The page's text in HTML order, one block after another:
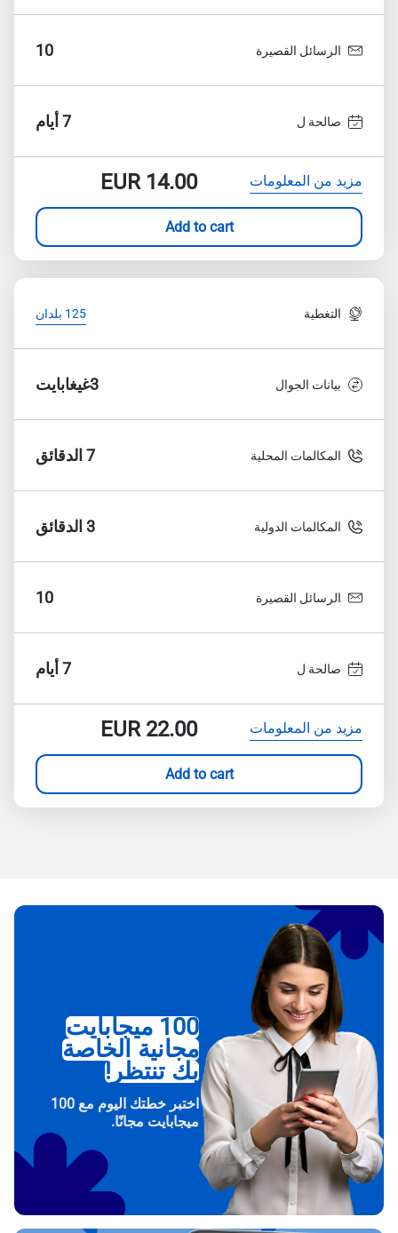
الرسائل القصيرة 10
صالحة ل 7 أيام
مزيد من المعلومات EUR14.00
Add to cart
التغطية 125 بلدان
بيانات الجوال 3غيغابايت
المكالمات المحلية 7 الدقائق
المكالمات الدولية 3 الدقائق
الرسائل القصيرة 10
صالحة ل 7 أيام
مزيد من المعلومات EUR22.00
Add to cart
100 ميجابايت
مجانية الخاصة
بك تنتظر!
اختبر خطتك اليوم مع 100
ميجابايت مجانًا.